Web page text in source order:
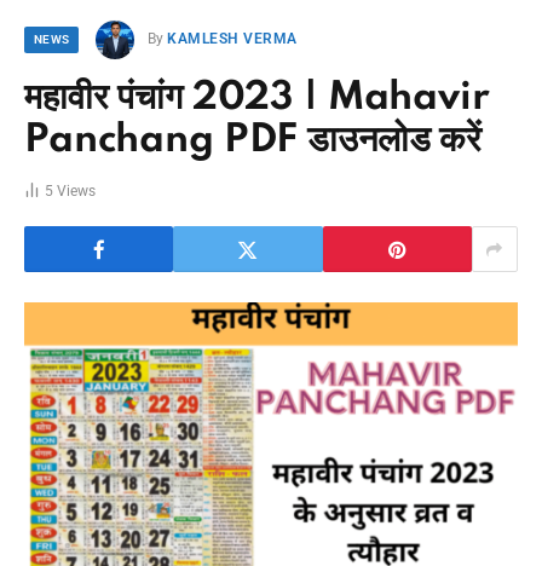
NEWS By KAMLESH VERMA
महावीर पंचांग 2023 | Mahavir
Panchang PDF डाउनलोड करें
5 Views